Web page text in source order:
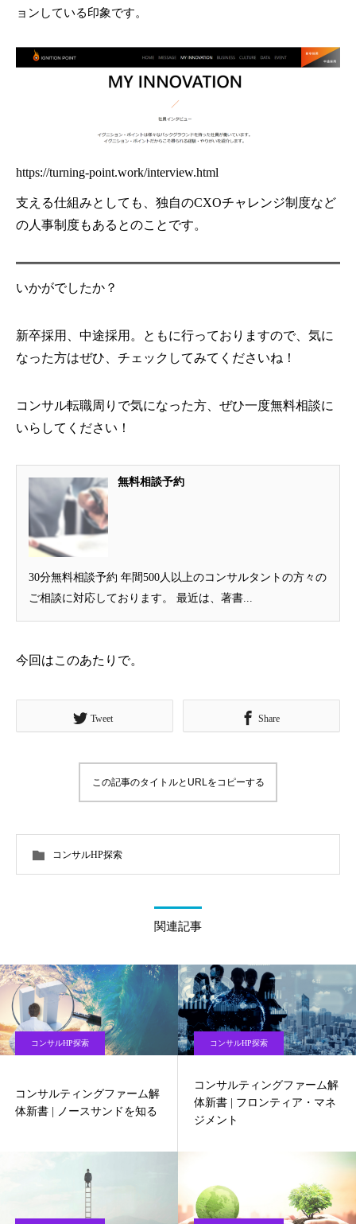
ョンしている印象です。
https://turning-point.work/interview.html
支える仕組みとしても、独自のCXOチャレンジ制度など
の人事制度もあるとのことです。
いかがでしたか？
新卒採用、中途採用。ともに行っておりますので、気に
なった方はぜひ、チェックしてみてくださいね！
コンサル転職周りで気になった方、ぜひ一度無料相談に
いらしてください！
無料相談予約
30分無料相談予約 年間500人以上のコンサルタントの方々の
ご相談に対応しております。 最近は、著書...
今回はこのあたりで。
Tweet Share
この記事のタイトルとURLをコピーする
コンサルHP探索
関連記事
コンサルHP探索
コンサルティングファーム解
体新書 | ノースサンドを知る
コンサルHP探索
コンサルティングファーム解
体新書 | フロンティア・マネ
ジメント